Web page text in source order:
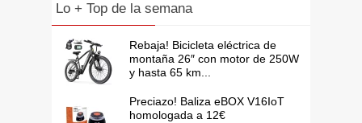
Lo + Top de la semana
Rebaja! Bicicleta eléctrica de
montaña 26″ con motor de 250W
y hasta 65 km...
Preciazo! Baliza eBOX V16IoT
homologada a 12€